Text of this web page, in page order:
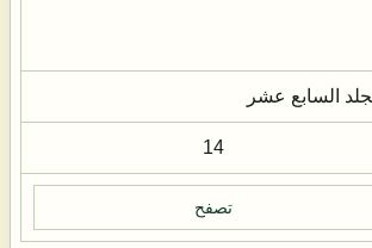
السابع عشر
14
تصفح